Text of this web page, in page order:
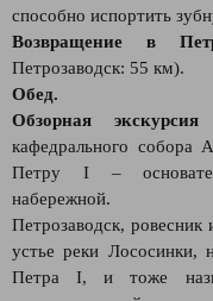
способно испортить
Возвращение в
Петрозаводск: 55 км).
Обед.
Обзорная
кафедрального собора
Петру I –
набережной.
Петрозаводск, ровесник
устье реки Лососинки,
Петра I, и тоже